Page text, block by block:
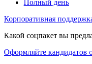
Полный день
Корпоративная
Какой соцпакет вы
Оформляйте кандидатов